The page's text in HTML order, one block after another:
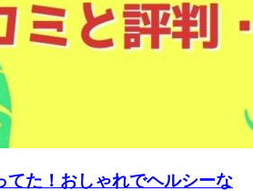
てた！おしゃれでヘルシーな